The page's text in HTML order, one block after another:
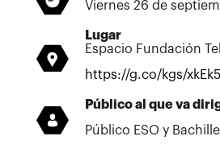
Viernes 26 de
Lugar
Espacio Fundación
https://g.co/kgs/
Público al que va
Público ESO y